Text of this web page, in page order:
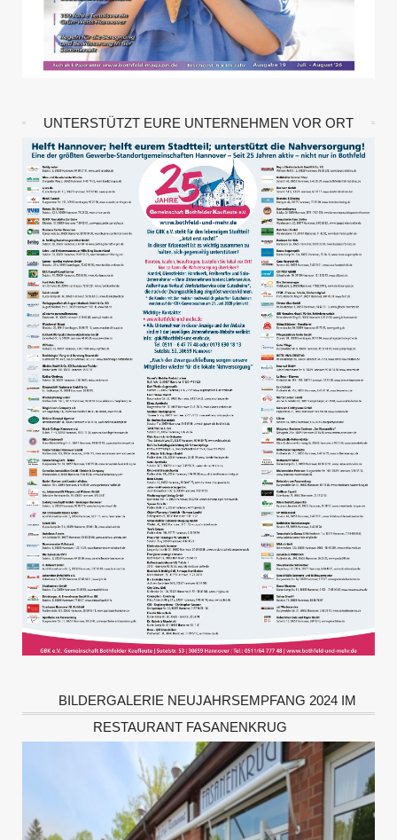
UNTERSTÜTZT EURE UNTERNEHMEN VOR ORT
BILDERGALERIE NEUJAHRSEMPFANG 2024 IM
RESTAURANT FASANENKRUG